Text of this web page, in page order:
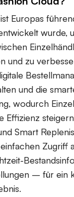
Europas
wurde,
und zu
und die
wodurch
Effizienz
Smart
Zugriff
– für ein